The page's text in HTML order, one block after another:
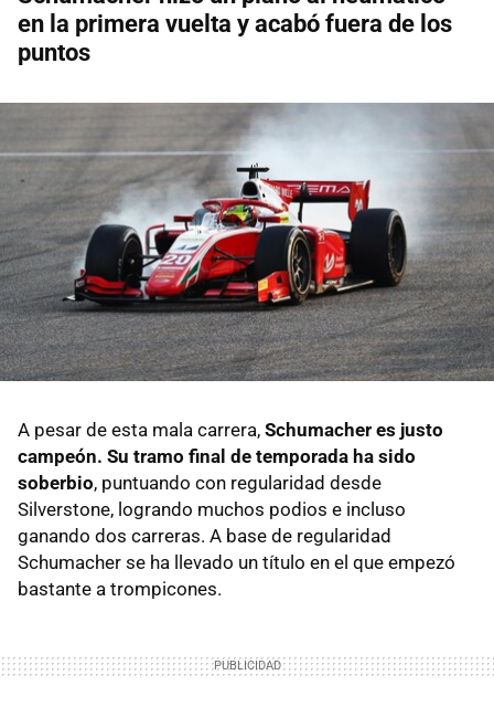
en la primera vuelta y acabó fuera de los
puntos
A pesar de esta mala carrera, Schumacher es justo
campeón. Su tramo final de temporada ha sido
soberbio, puntuando con regularidad desde
Silverstone, logrando muchos podios e incluso
ganando dos carreras. A base de regularidad
Schumacher se ha llevado un título en el que empezó
bastante a trompicones.